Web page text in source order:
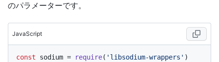
のパラメーターです。
JavaScript
const sodium = require( 'libsodium-wrappers' )